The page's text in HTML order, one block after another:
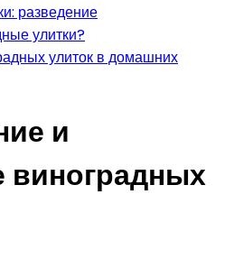
разведение
улитки?
улиток в домашних
и
виноградных